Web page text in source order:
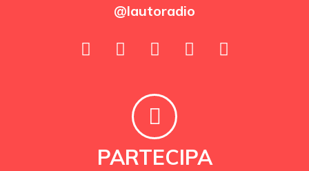
@lautoradio
PARTECIPA